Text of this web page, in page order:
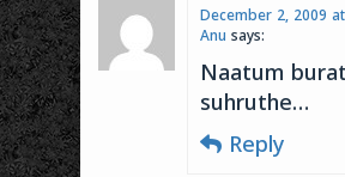
December 2, 2009
Anu says:
Naatum
suhruthe…
Reply